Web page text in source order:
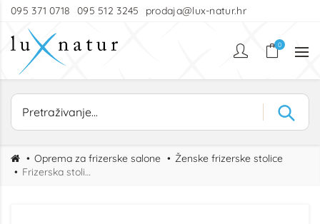
095 371 0718 095 512 3245 prodaja@lux-natur.hr
0
Oprema za frizerske salone
Ženske frizerske stolice
Frizerska stolica Make Up Noah QRL